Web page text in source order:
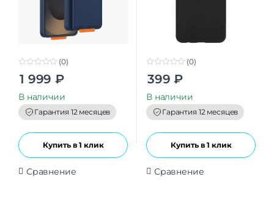
t
o
f
5
(0)
1 999 ₽
В наличии
Гарантия 12 месяцев
Купить в 1 клик
Сравнение
o
t
o
f
5
(0)
399 ₽
В наличии
Гарантия 12 месяцев
Купить в 1 клик
Сравнение